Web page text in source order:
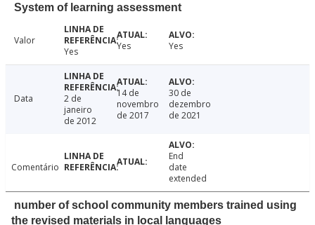
System of learning assessment
Valor
Yes
Yes Yes
Data
2 de
janeiro
de 2012
14 de
novembro
de 2017
30 de
dezembro
de 2021
Comentário
End
date
extended
number of school community members trained using
the revised materials in local languages